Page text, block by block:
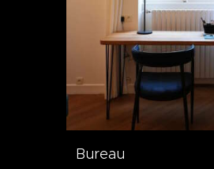
Bureau